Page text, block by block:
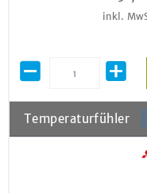
inkl.
Temperaturfühler